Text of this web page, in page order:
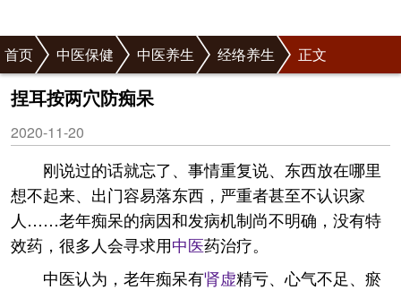
首页 中医保健 中医养生 经络养生 正文
捏耳按两穴防痴呆
2020-11-20
刚说过的话就忘了、事情重复说、东西放在哪里
想不起来、出门容易落东西，严重者甚至不认识家
人……老年痴呆的病因和发病机制尚不明确，没有特
效药，很多人会寻求用中医药治疗。
中医认为，老年痴呆有肾虚精亏、心气不足、瘀